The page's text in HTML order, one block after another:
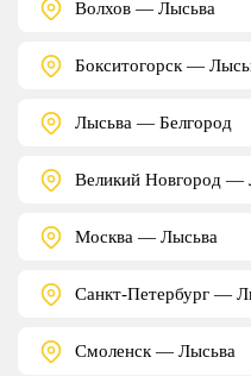
Волхов — Лысьва
Бокситогорск —
Лысьва — Белгород
Великий Новгород —
Москва — Лысьва
Санкт-Петербург —
Смоленск — Лысьва